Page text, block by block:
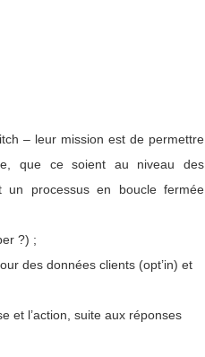
– leur mission est de permettre
que ce soient au niveau des
processus en boucle fermée
?) ;
des données clients (opt’in) et
et l’action, suite aux réponses